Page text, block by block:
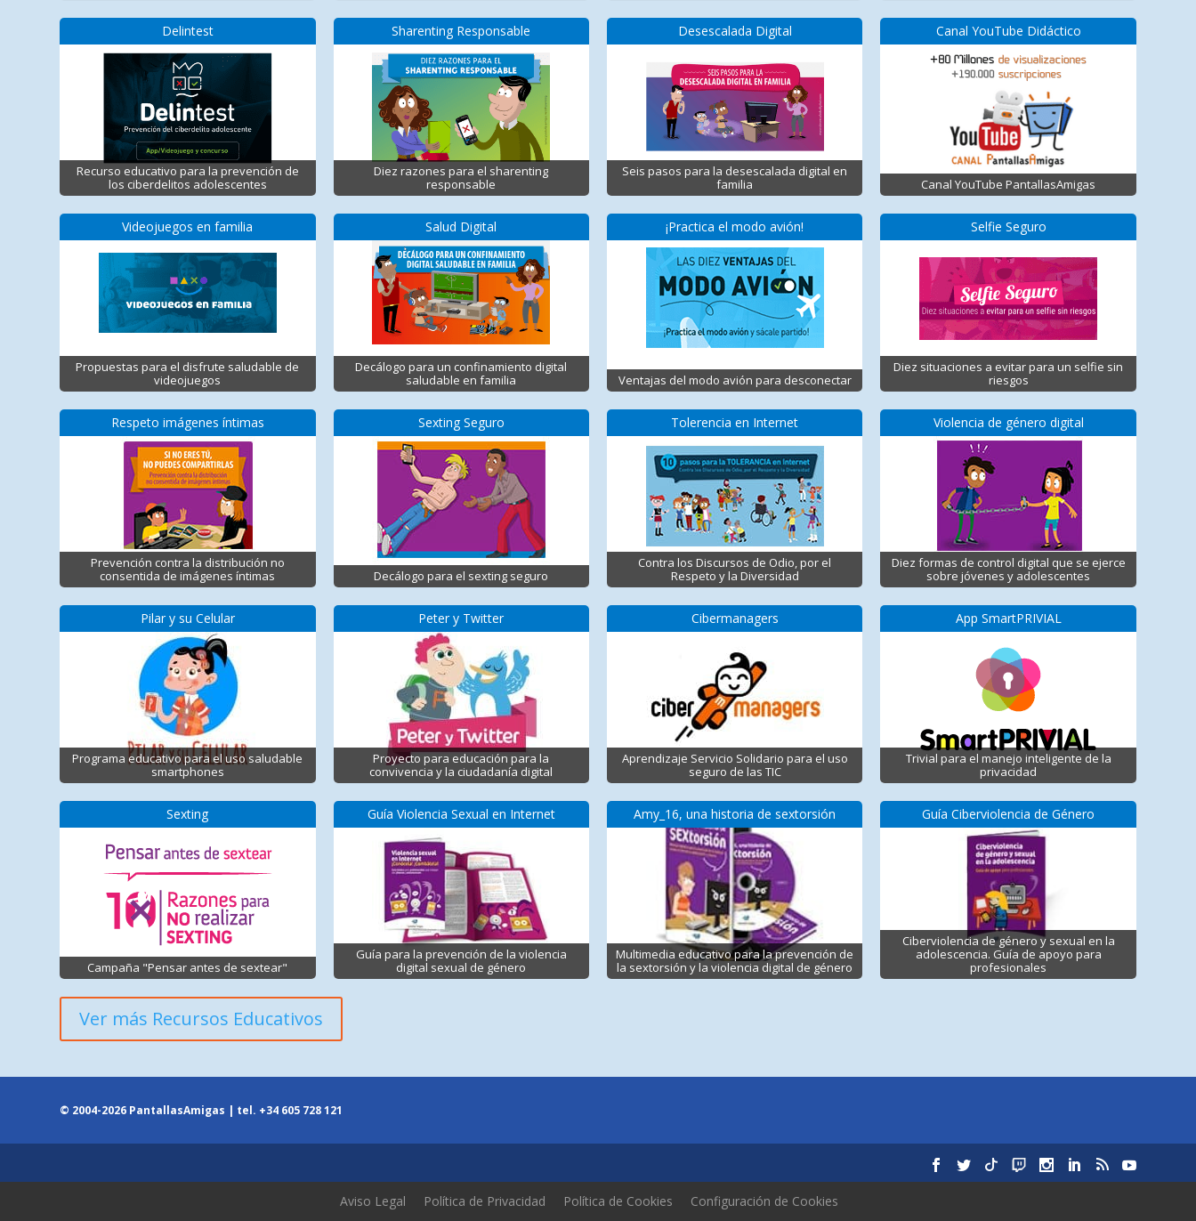
Delintest
Recurso educativo para la prevención de
los ciberdelitos adolescentes
Videojuegos en familia
Propuestas para el disfrute saludable de
videojuegos
Respeto imágenes íntimas
Prevención contra la distribución no
consentida de imágenes íntimas
Pilar y su Celular
Programa educativo para el uso saludable
smartphones
Sexting
Campaña "Pensar antes de sextear"
Sharenting Responsable
Diez razones para el sharenting
responsable
Salud Digital
Decálogo para un confinamiento digital
saludable en familia
Sexting Seguro
Decálogo para el sexting seguro
Peter y Twitter
Proyecto para educación para la
convivencia y la ciudadanía digital
Guía Violencia Sexual en Internet
Guía para la prevención de la violencia
digital sexual de género
Desescalada Digital
Seis pasos para la desescalada digital en
familia
¡Practica el modo avión!
Ventajas del modo avión para desconectar
Tolerencia en Internet
Contra los Discursos de Odio, por el
Respeto y la Diversidad
Cibermanagers
Aprendizaje Servicio Solidario para el uso
seguro de las TIC
Amy_16, una historia de sextorsión
Multimedia educativo para la prevención de
la sextorsión y la violencia digital de género
Canal YouTube Didáctico
Canal YouTube PantallasAmigas
Selfie Seguro
Diez situaciones a evitar para un selfie sin
riesgos
Violencia de género digital
Diez formas de control digital que se ejerce
sobre jóvenes y adolescentes
App SmartPRIVIAL
Trivial para el manejo inteligente de la
privacidad
Guía Ciberviolencia de Género
Ciberviolencia de género y sexual en la
adolescencia. Guía de apoyo para
profesionales
Ver más Recursos Educativos
© 2004-2026 PantallasAmigas | tel. +34 605 728 121
Aviso Legal Política de Privacidad Política de Cookies Configuración de Cookies